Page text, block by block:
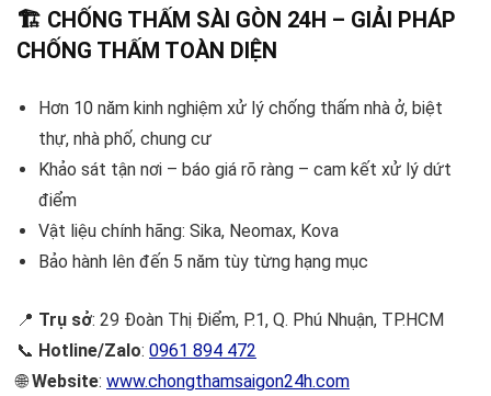
🏗️ CHỐNG THẤM SÀI GÒN 24H – GIẢI PHÁP
CHỐNG THẤM TOÀN DIỆN
Hơn 10 năm kinh nghiệm xử lý chống thấm nhà ở, biệt
thự, nhà phố, chung cư
Khảo sát tận nơi – báo giá rõ ràng – cam kết xử lý dứt
điểm
Vật liệu chính hãng: Sika, Neomax, Kova
Bảo hành lên đến 5 năm tùy từng hạng mục
📍 Trụ sở: 29 Đoàn Thị Điểm, P.1, Q. Phú Nhuận, TP.HCM
📞 Hotline/Zalo: 0961 894 472
🌐Website: www.chongthamsaigon24h.com